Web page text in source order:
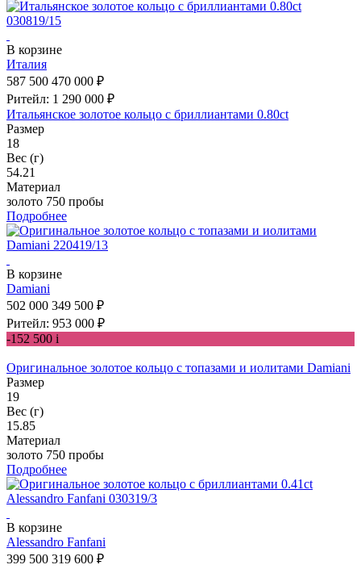
В корзине
Италия
587 500 470 000 ₽
Ритейл: 1 290 000 ₽
Итальянское золотое кольцо с бриллиантами 0.80ct
Размер
18
Вес (г)
54.21
Материал
золото 750 пробы
Подробнее
В корзине
Damiani
502 000 349 500 ₽
Ритейл: 953 000 ₽
-152 500 i
Оригинальное золотое кольцо с топазами и иолитами Damiani
Размер
19
Вес (г)
15.85
Материал
золото 750 пробы
Подробнее
В корзине
Alessandro Fanfani
399 500 319 600 ₽